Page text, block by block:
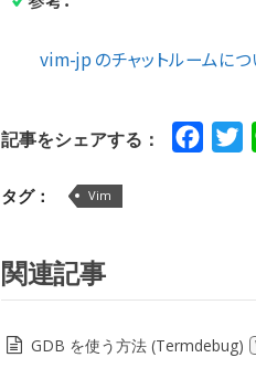
vim-jp のチャットルームに
記事をシェアする：
タグ： Vim
関連記事
GDB を使う方法 (Termdebug)